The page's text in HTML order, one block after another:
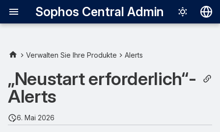
Sophos Central Admin
Español
Français
日本語
Verwalten Sie Ihre Produkte Alerts
„Neustart erforderlich“-
Alerts
6. Mai 2026